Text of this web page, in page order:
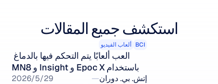
استكشف جميع المقالات
BCI ألعاب الفيديو
باستخدام Epoc X و Insight و MN8
إتش. بي. دوران 29‏/5‏/2026